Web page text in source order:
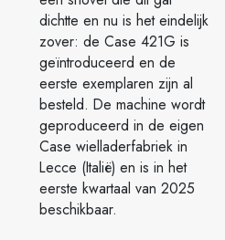
dichtte en nu is het eindelijk
zover: de Case 421G is
geïntroduceerd en de
eerste exemplaren zijn al
besteld. De machine wordt
geproduceerd in de eigen
Case wielladerfabriek in
Lecce (Italië) en is in het
eerste kwartaal van 2025
beschikbaar.